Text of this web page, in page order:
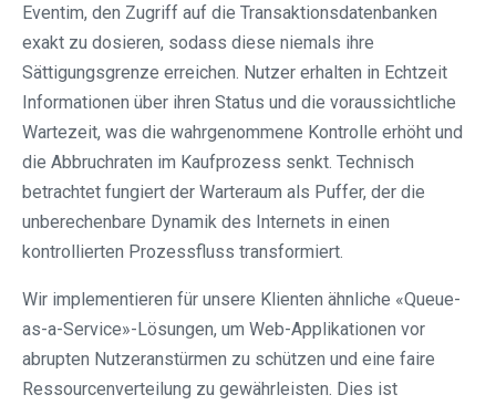
Eventim, den Zugriff auf die Transaktionsdatenbanken
exakt zu dosieren, sodass diese niemals ihre
Sättigungsgrenze erreichen. Nutzer erhalten in Echtzeit
Informationen über ihren Status und die voraussichtliche
Wartezeit, was die wahrgenommene Kontrolle erhöht und
die Abbruchraten im Kaufprozess senkt. Technisch
betrachtet fungiert der Warteraum als Puffer, der die
unberechenbare Dynamik des Internets in einen
kontrollierten Prozessfluss transformiert.
Wir implementieren für unsere Klienten ähnliche «Queue-
as-a-Service»-Lösungen, um Web-Applikationen vor
abrupten Nutzeranstürmen zu schützen und eine faire
Ressourcenverteilung zu gewährleisten. Dies ist